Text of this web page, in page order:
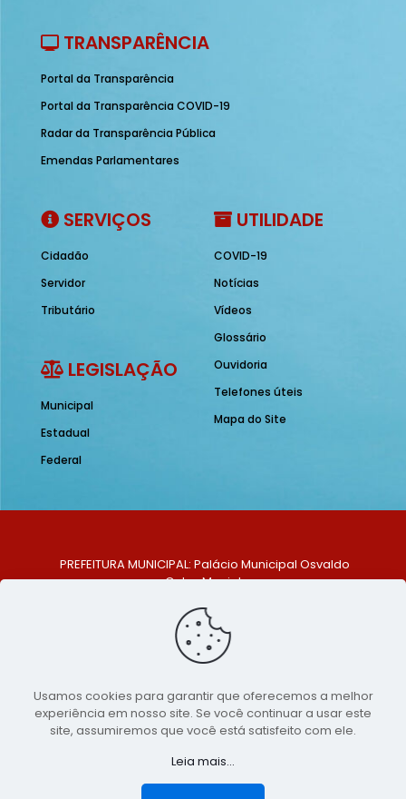
TRANSPARÊNCIA
Portal da Transparência
Portal da Transparência COVID-19
Radar da Transparência Pública
Emendas Parlamentares
SERVIÇOS
Cidadão
Servidor
Tributário
LEGISLAÇÃO
Municipal
Estadual
Federal
UTILIDADE
COVID-19
Notícias
Vídeos
Glossário
Ouvidoria
Telefones úteis
Mapa do Site
PREFEITURA MUNICIPAL: Palácio Municipal Osvaldo
Celso Maciel
Centro, São Bento do Una - PE. CEP: 553370-128
TELEFONE: (81) 99548-1569
E-MAIL: ouvidoria@saobentodouna.pe.gov.br
Copyright 2021-2026 - Assessoria de Comunicação da
Prefeitura de São Bento do Una - PE
Página desenvolvida pela agência de
publicidadeLumusWeb - Agência Digital
Usamos cookies para garantir que oferecemos a melhor
experiência em nosso site. Se você continuar a usar este
site, assumiremos que você está satisfeito com ele.
Leia mais...